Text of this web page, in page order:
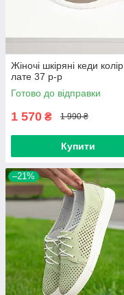
Жіночі шкіряні кеди колір
лате 37 р-р
Готово до відправки
1 570 ₴ 1 990 ₴
Купити
–21%